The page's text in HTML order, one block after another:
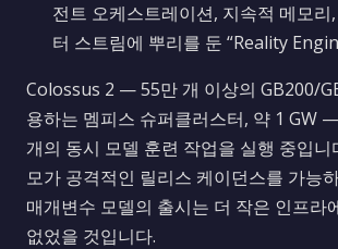
전트 오케스트레이션, 지속적 메모리
터 스트림에 뿌리를 둔 “Reality
Colossus 2 — 55만 개 이상의 GB200/
용하는 멤피스 슈퍼클러스터, 약 1 GW
개의 동시 모델 훈련 작업을 실행 중입니
모가 공격적인 릴리스 케이던스를 가능
매개변수 모델의 출시는 더 작은 인프라
없었을 것입니다.